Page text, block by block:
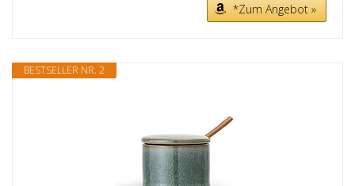
*Zum Angebot »
BESTSELLER NR. 2